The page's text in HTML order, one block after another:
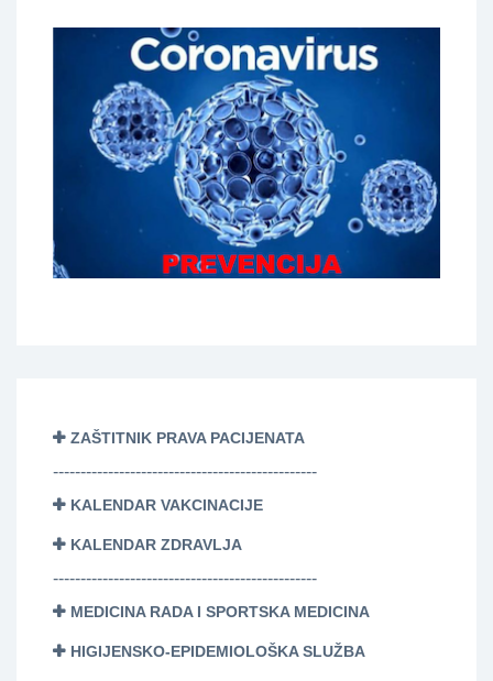
ZAŠTITNIK PRAVA PACIJENATA
------------------------------------------------
KALENDAR VAKCINACIJE
KALENDAR ZDRAVLJA
------------------------------------------------
MEDICINA RADA I SPORTSKA MEDICINA
HIGIJENSKO-EPIDEMIOLOŠKA SLUŽBA